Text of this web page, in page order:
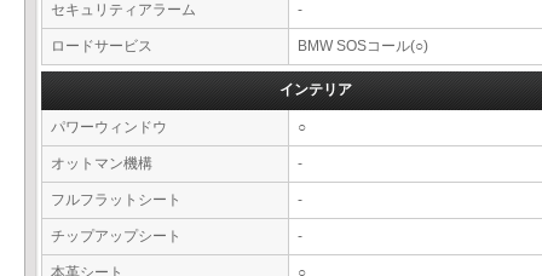
セキュリティアラーム -
ロードサービス BMW SOSコール(○)
インテリア
パワーウィンドウ ○
オットマン機構 -
フルフラットシート -
チップアップシート -
本革シート ○